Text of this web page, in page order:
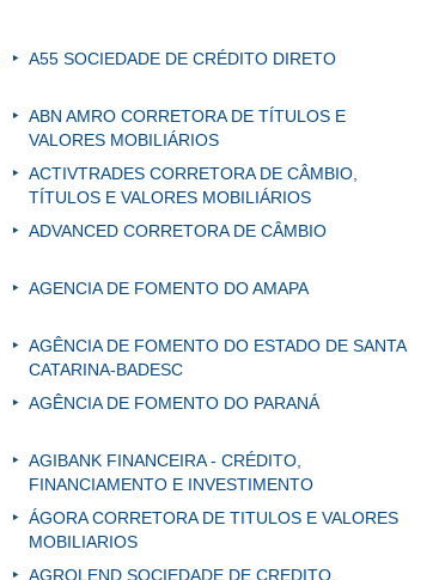
A55 SOCIEDADE DE CRÉDITO DIRETO
ABN AMRO CORRETORA DE TÍTULOS E
VALORES MOBILIÁRIOS
ACTIVTRADES CORRETORA DE CÂMBIO,
TÍTULOS E VALORES MOBILIÁRIOS
ADVANCED CORRETORA DE CÂMBIO
AGENCIA DE FOMENTO DO AMAPA
AGÊNCIA DE FOMENTO DO ESTADO DE SANTA
CATARINA-BADESC
AGÊNCIA DE FOMENTO DO PARANÁ
AGIBANK FINANCEIRA - CRÉDITO,
FINANCIAMENTO E INVESTIMENTO
ÁGORA CORRETORA DE TITULOS E VALORES
MOBILIARIOS
AGROLEND SOCIEDADE DE CREDITO,